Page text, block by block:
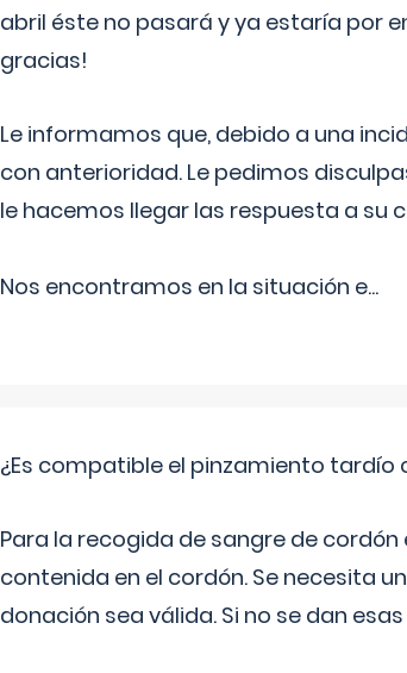
abril éste no pasará y ya estaría por
gracias!
Le informamos que, debido a una
con anterioridad. Le pedimos
le hacemos llegar las respuesta a su
Nos encontramos en la situación e...
¿Es compatible el pinzamiento tardío
Para la recogida de sangre de
contenida en el cordón. Se necesita
donación sea válida. Si no se dan